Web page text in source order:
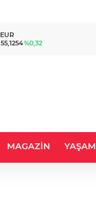
GBP
64,3468%0,38
MAGAZİN YAŞAM